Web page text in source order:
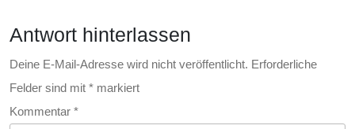
Deutschland
Antwort hinterlassen
Deine E-Mail-Adresse wird nicht veröffentlicht. Erforderliche
Felder sind mit * markiert
Kommentar *